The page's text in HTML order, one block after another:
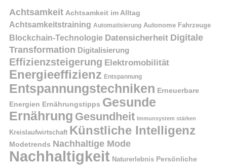
Achtsamkeit Achtsamkeit im Alltag
Achtsamkeitstraining Automatisierung Autonome Fahrzeuge
Blockchain-Technologie Datensicherheit Digitale
Transformation Digitalisierung
Effizienzsteigerung Elektromobilität
Energieeffizienz Entspannung
Entspannungstechniken Erneuerbare
Energien Ernährungstipps Gesunde
Ernährung Gesundheit Immunsystem stärken
Kreislaufwirtschaft Künstliche Intelligenz
Modetrends Nachhaltige Mode
Nachhaltigkeit Naturerlebnis Persönliche